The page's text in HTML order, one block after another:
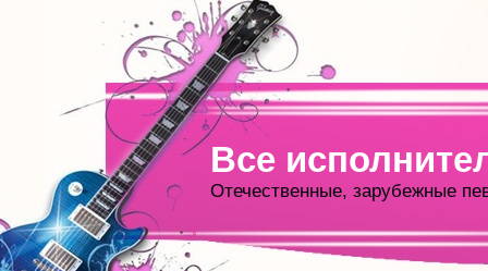
Все
Отечественные, зарубежные